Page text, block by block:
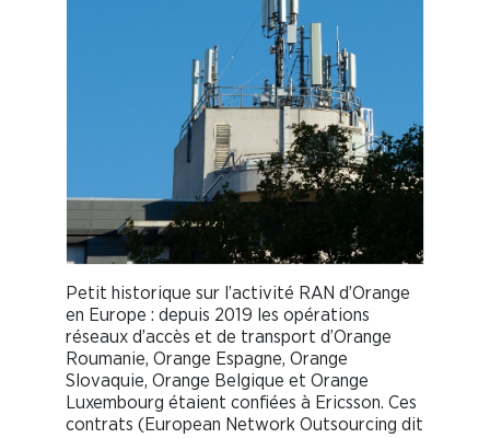
Petit historique sur l’activité RAN d’Orange
en Europe : depuis 2019 les opérations
réseaux d’accès et de transport d’Orange
Roumanie, Orange Espagne, Orange
Slovaquie, Orange Belgique et Orange
Luxembourg étaient confiées à Ericsson. Ces
contrats (European Network Outsourcing dit